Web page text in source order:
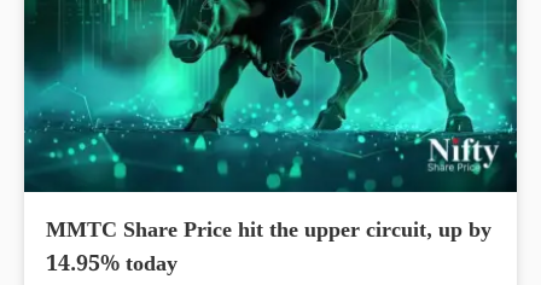
MMTC Share Price hit the upper circuit, up by
14.95% today